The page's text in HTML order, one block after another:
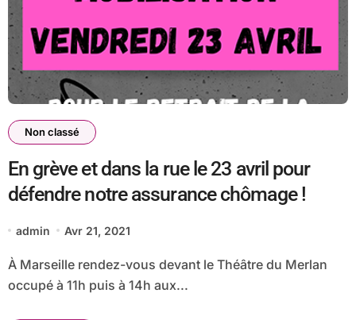
Non classé
En grève et dans la rue le 23 avril pour
défendre notre assurance chômage !
admin Avr 21, 2021
À Marseille rendez-vous devant le Théâtre du Merlan
occupé à 11h puis à 14h aux...